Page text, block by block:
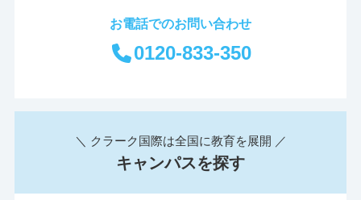
お電話でのお問い合わせ
0120-833-350
＼ クラーク国際は全国に教育を展開 ／
キャンパスを探す